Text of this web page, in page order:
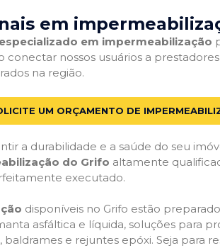
em
em impermeabilização
conectar nossos usuários a
na região.
UM ORÇAMENTO DE
a durabilidade e a saúde do seu
do Grifo altamente
executado.
disponíveis no Grifo estão
asfáltica e líquida, soluções para
baldrames e rejuntes epóxi. Seja para